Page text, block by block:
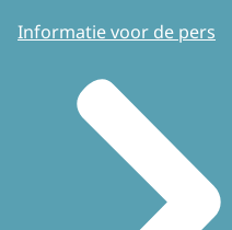
Informatie voor de pers